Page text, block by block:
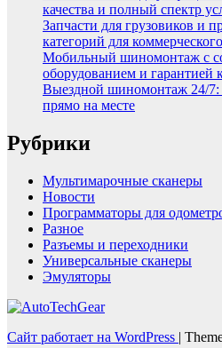
качества и полный спектр
Запчасти для грузовиков и
категорий для
Мобильный шиномонтаж с
оборудованием и гарантией
Выездной шиномонтаж 24/7:
прямо на месте
Рубрики
Мультимарочные сканеры
Новости
Программаторы для
Разное
Разъемы и переходники
Универсальные сканеры
Эмуляторы
Сайт работает на WordPress |